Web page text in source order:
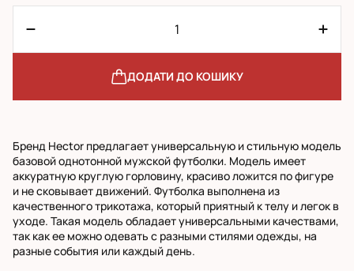
ДОДАТИ ДО КОШИКУ
Бренд Hector предлагает универсальную и стильную модель
базовой однотонной мужской футболки. Модель имеет
аккуратную круглую горловину, красиво ложится по фигуре
и не сковывает движений. Футболка выполнена из
качественного трикотажа, который приятный к телу и легок в
уходе. Такая модель обладает универсальными качествами,
так как ее можно одевать с разными стилями одежды, на
разные события или каждый день.